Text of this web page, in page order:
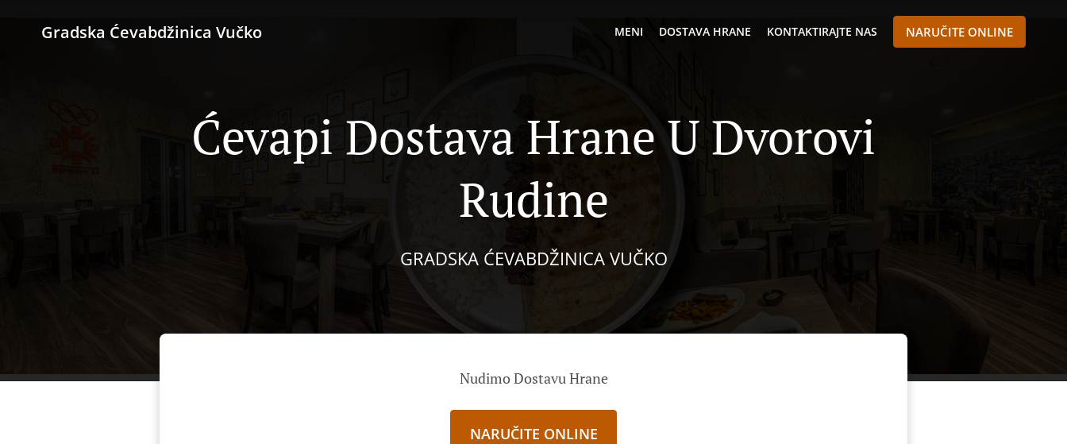
Gradska Ćevabdžinica Vučko MENI DOSTAVA HRANE KONTAKTIRAJTE NAS NARUČITE ONLINE
Ćevapi Dostava Hrane U Dvorovi
Rudine
GRADSKA ĆEVABDŽINICA VUČKO
Nudimo Dostavu Hrane
NARUČITE ONLINE